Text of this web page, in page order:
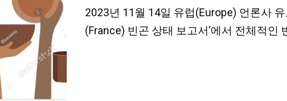
2023년 11월 14일 유럽(Europe) 언론사
(France) 빈곤 상태 보고서’에서 전체적